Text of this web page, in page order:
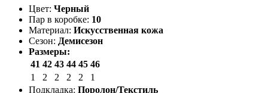
Цвет: Черный
Пар в коробке: 10
Материал: Искусственная кожа
Сезон: Демисезон
Размеры:
41 42 43 44 45 46
1
2 2 2 2
1
Подкладка: Поролон/Текстиль